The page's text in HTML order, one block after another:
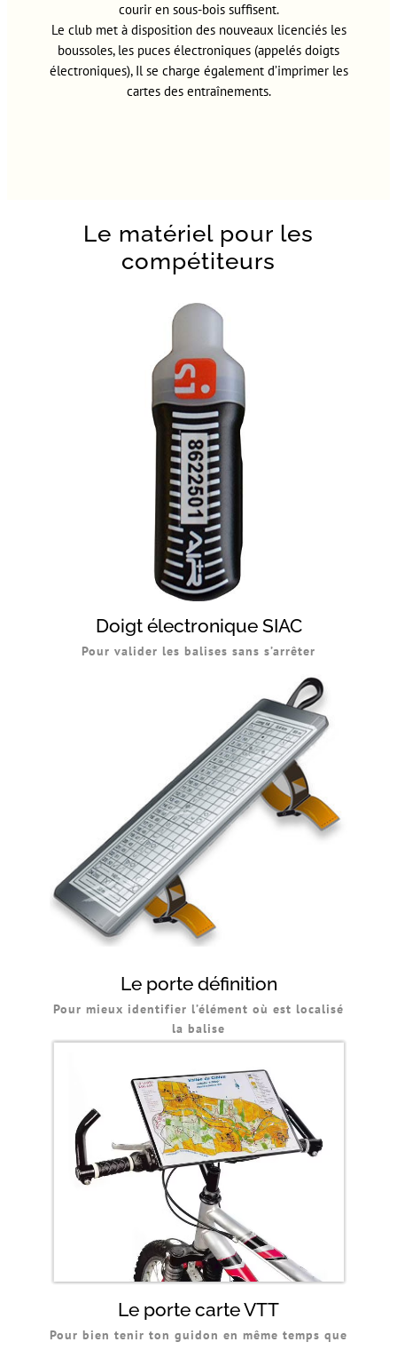
courir en sous-bois suffisent.
Le club met à disposition des nouveaux licenciés les
boussoles, les puces électroniques (appelés doigts
électroniques), Il se charge également d’imprimer les
cartes des entraînements.
Le matériel pour les
compétiteurs
Doigt électronique SIAC
Pour valider les balises sans s’arrêter
Le porte définition
Pour mieux identifier l’élément où est localisé
la balise
Le porte carte VTT
Pour bien tenir ton guidon en même temps que